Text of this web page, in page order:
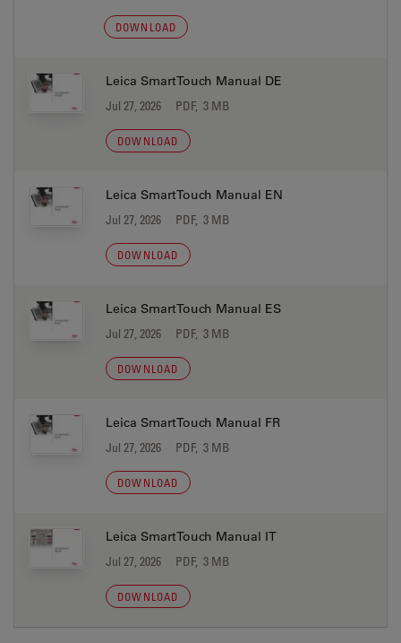
DOWNLOAD
Leica SmartTouch Manual DE
Jul 27, 2026 PDF, 3 MB
DOWNLOAD
Leica SmartTouch Manual EN
Jul 27, 2026 PDF, 3 MB
DOWNLOAD
Leica SmartTouch Manual ES
Jul 27, 2026 PDF, 3 MB
DOWNLOAD
Leica SmartTouch Manual FR
Jul 27, 2026 PDF, 3 MB
DOWNLOAD
Leica SmartTouch Manual IT
Jul 27, 2026 PDF, 3 MB
DOWNLOAD